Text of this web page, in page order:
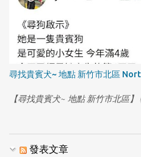
絡電話：0912520331 (拜託大家
絡！萬分感謝！🙏🏻
尋找貴賓犬~ 地點 新竹市北區
【尋找貴賓犬~ 地點 新竹市北區
發表文章